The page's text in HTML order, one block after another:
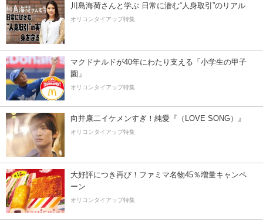
川島海荷さんと学ぶ 日常に潜む“人身取引”のリアル
オリコンタイアップ特集
マクドナルドが40年にわたり支える「小学生の甲子
園」
オリコンタイアップ特集
向井康二イケメンすぎ！純愛『（LOVE SONG）』
オリコンタイアップ特集
大好評につき再び！ファミマ名物45％増量キャンペ
ーン
オリコンタイアップ特集